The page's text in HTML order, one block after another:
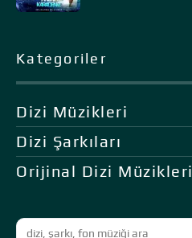
Kategoriler
Dizi Müzikleri
Dizi Şarkıları
Orijinal Dizi Müzikleri